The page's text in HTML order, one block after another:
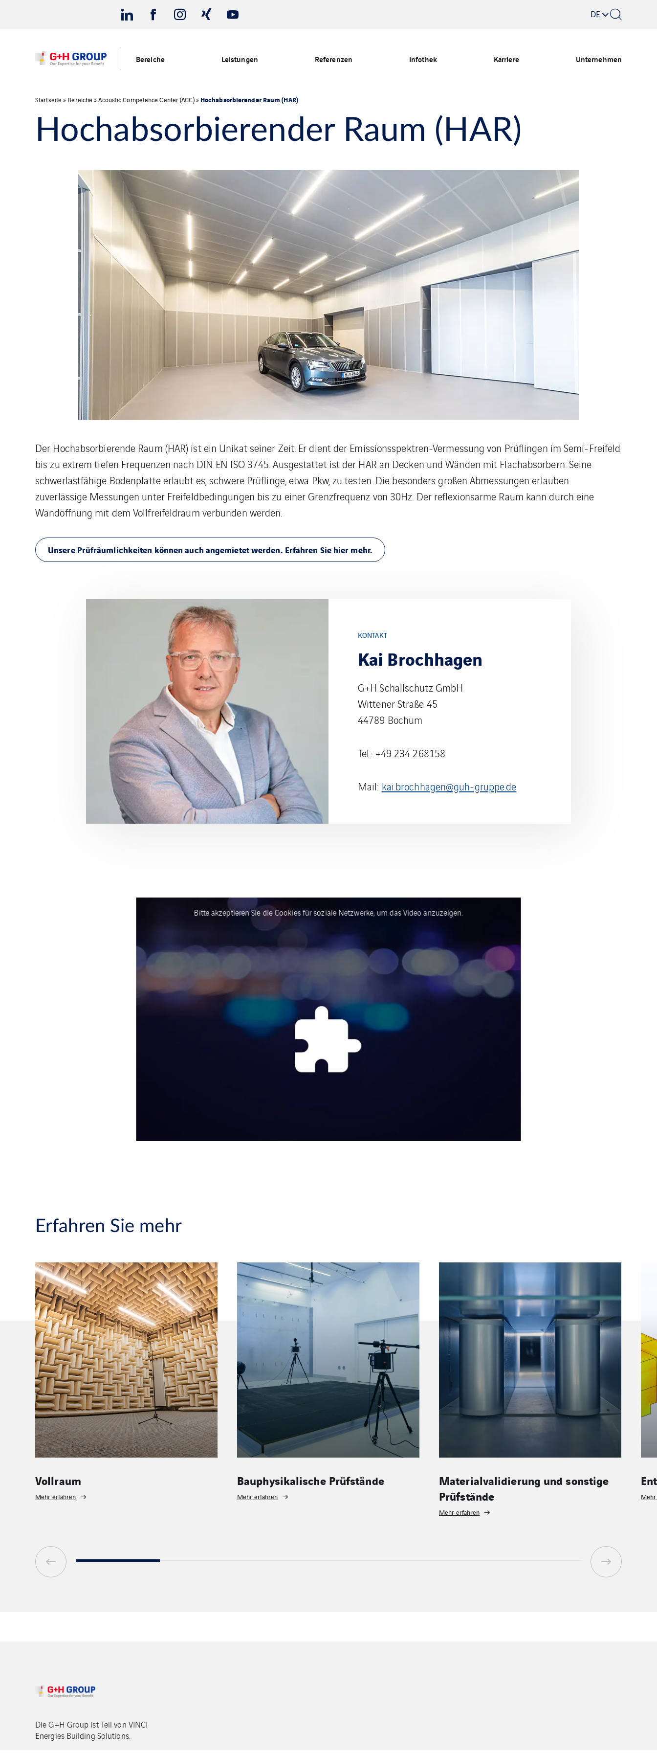
DE
Bereiche Leistungen Referenzen Infothek Karriere Unternehmen
Startseite » Bereiche »Acoustic Competence Center (ACC)» Hochabsorbierender Raum (HAR)
Hochabsorbierender Raum (HAR)
Der Hochabsorbierende Raum (HAR) ist ein Unikat seiner Zeit. Er dient der Emissionsspektren-Vermessung von Prüflingen im Semi-Freifeld
bis zu extrem tiefen Frequenzen nach DIN EN ISO 3745. Ausgestattet ist der HAR an Decken und Wänden mit Flachabsorbern. Seine
schwerlastfähige Bodenplatte erlaubt es, schwere Prüflinge, etwa Pkw, zu testen. Die besonders großen Abmessungen erlauben
zuverlässige Messungen unter Freifeldbedingungen bis zu einer Grenzfrequenz von 30Hz. Der reflexionsarme Raum kann durch eine
Wandöffnung mit dem Vollfreifeldraum verbunden werden.
Unsere Prüfräumlichkeiten können auch angemietet werden. Erfahren Sie hier mehr.
KONTAKT
Kai Brochhagen
G+H Schallschutz GmbH
Wittener Straße 45
44789 Bochum
Tel.: +49 234 268158
Mail: kai.brochhagen@guh-gruppe.de
Bitte akzeptieren Sie die Cookies für soziale Netzwerke, um das Video anzuzeigen.
Erfahren Sie mehr
Bauphysikalische Prüfstände
Mehr erfahren
Materialvalidierung und sonstige
Prüfstände
Entwicklung/Engineering
Mehr erfahren
Die G+H Group ist Teil von VINCI
Energies Building Solutions.